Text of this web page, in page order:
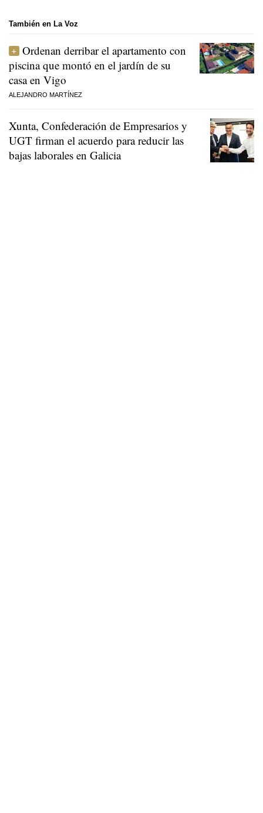
También en La Voz
Ordenan derribar el apartamento con
piscina que montó en el jardín de su
casa en Vigo
ALEJANDRO MARTÍNEZ
Xunta, Confederación de Empresarios y
UGT firman el acuerdo para reducir las
bajas laborales en Galicia